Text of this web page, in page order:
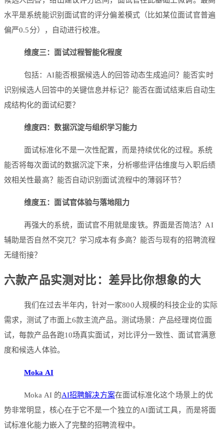
水平是系统能识别面试官的评分偏差模式（比如某位面试官普遍
偏严0.5分），自动进行校准。
维度三：面试过程智能化程度
包括：AI能否根据候选人的回答动态生成追问？能否实时
识别候选人回答中的关键信息并标记？能否在面试结束后自动生
成结构化的面试纪要？
维度四：数据沉淀与组织学习能力
面试标准化不是一次性配置，而是持续优化的过程。系统
能否将每次面试的数据沉淀下来，分析哪些评估维度与入职后绩
效相关性最高？能否自动识别面试流程中的薄弱环节？
维度五：面试官体验与落地阻力
再强大的系统，面试官不用就是废铁。界面是否简洁？AI
辅助是否自然不突兀？学习成本有多高？能否与现有的招聘流程
无缝衔接？
六款产品实测对比：差异比你想象的大
我们在过去半年内，针对一家800人规模的科技企业的实际
需求，测试了市面上6款主流产品。测试场景：产品经理岗位面
试，每款产品各跑10场真实面试，对比评分一致性、面试官满意
度和候选人体验。
Moka AI
Moka AI 的AI招聘解决方案在面试标准化这个场景上的优
势非常明显，核心在于它不是一个独立的AI面试工具，而是将面
试标准化能力嵌入了完整的招聘流程中。